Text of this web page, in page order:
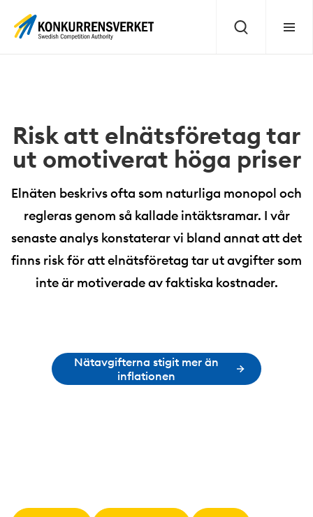
Sök Meny
Risk att elnätsföretag tar
ut omotiverat höga priser
Elnäten beskrivs ofta som naturliga monopol och
regleras genom så kallade intäktsramar. I vår
senaste analys konstaterar vi bland annat att det
finns risk för att elnätsföretag tar ut avgifter som
inte är motiverade av faktiska kostnader.
Nätavgifterna stigit mer än
inflationen